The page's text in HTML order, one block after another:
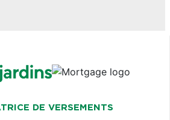
DE VERSEMENTS